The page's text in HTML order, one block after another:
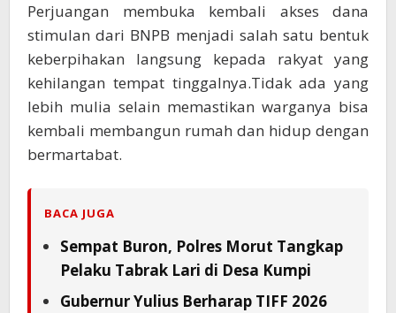
Perjuangan membuka kembali akses dana
stimulan dari BNPB menjadi salah satu bentuk
keberpihakan langsung kepada rakyat yang
kehilangan tempat tinggalnya.Tidak ada yang
lebih mulia selain memastikan warganya bisa
kembali membangun rumah dan hidup dengan
bermartabat.
BACA JUGA
Sempat Buron, Polres Morut Tangkap
Pelaku Tabrak Lari di Desa Kumpi
Gubernur Yulius Berharap TIFF 2026